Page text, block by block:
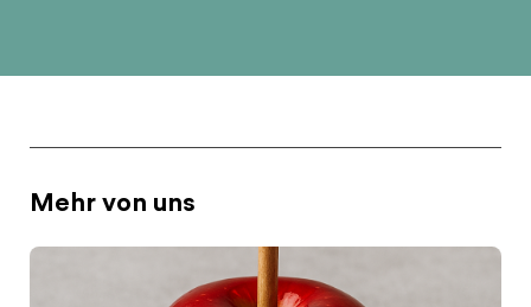
Mehr von uns